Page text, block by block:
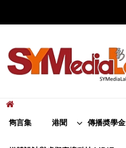
navigation
content
雋言集 港聞 傳播奬學金